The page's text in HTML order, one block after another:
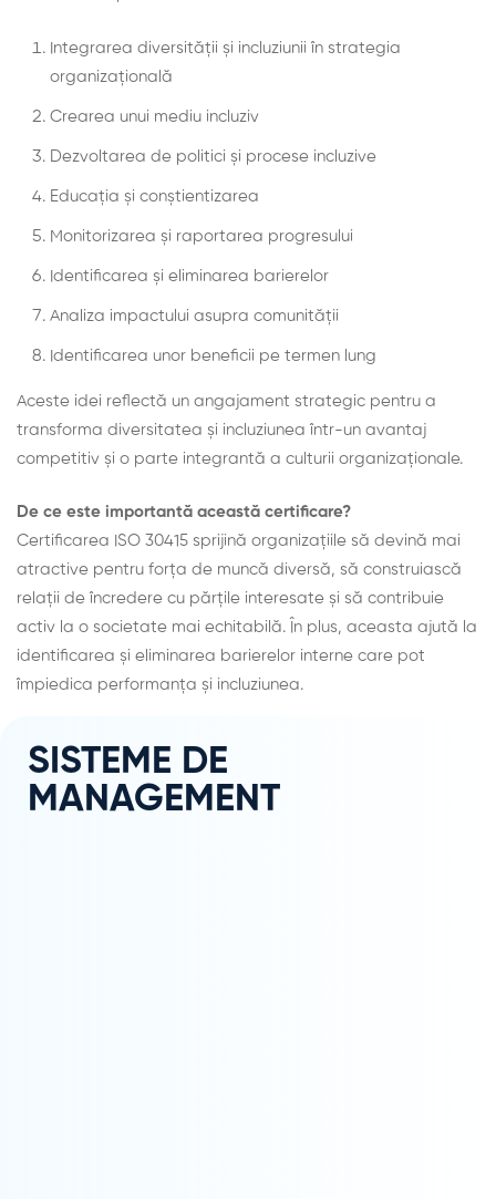
Integrarea diversității și incluziunii în strategia
organizațională
Crearea unui mediu incluziv
Dezvoltarea de politici și procese incluzive
Educația și conștientizarea
Monitorizarea și raportarea progresului
Identificarea și eliminarea barierelor
Analiza impactului asupra comunității
Identificarea unor beneficii pe termen lung
Aceste idei reflectă un angajament strategic pentru a
transforma diversitatea și incluziunea într-un avantaj
competitiv și o parte integrantă a culturii organizaționale.
De ce este importantă această certificare?
Certificarea ISO 30415 sprijină organizațiile să devină mai
atractive pentru forța de muncă diversă, să construiască
relații de încredere cu părțile interesate și să contribuie
activ la o societate mai echitabilă. În plus, aceasta ajută la
identificarea și eliminarea barierelor interne care pot
împiedica performanța și incluziunea.
SISTEME DE
MANAGEMENT